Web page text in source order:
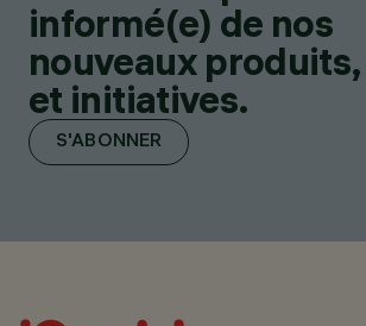
informé(e) de nos
nouveaux
et initiatives.
S'ABONNER